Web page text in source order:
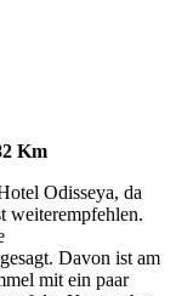
Km
Odisseya, da
weiterempfehlen.
Davon ist am
mit ein paar